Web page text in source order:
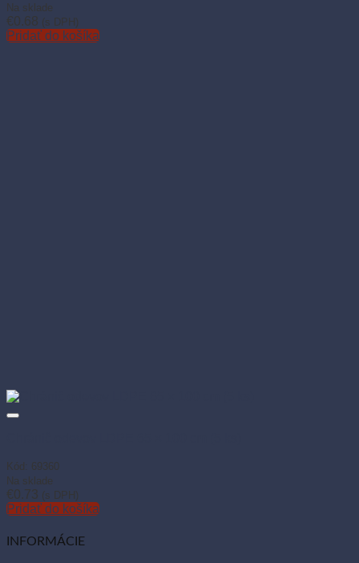
Na sklade
€0.68 (s DPH)
Pridať do košíka
Kód: 69360
Na sklade
€0.73 (s DPH)
Pridať do košíka
INFORMÁCIE